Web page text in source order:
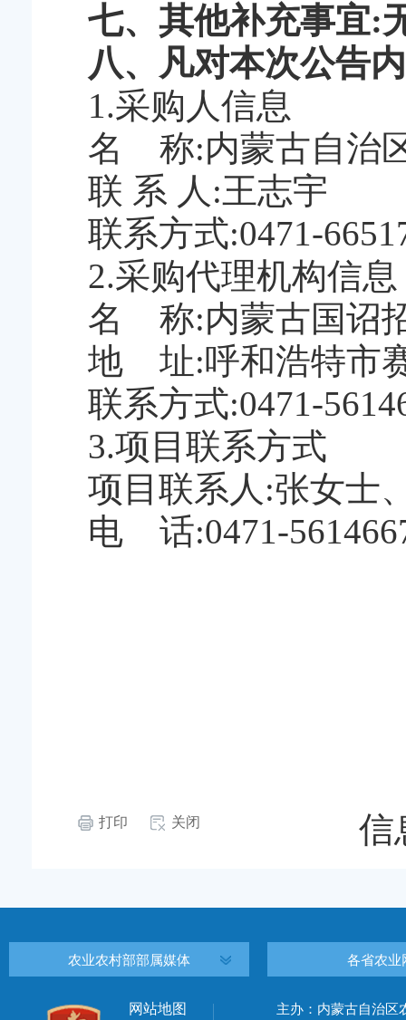
七、其他补充事宜:
八、凡对本次公告
1.采购人信息
名 称:内蒙古自治
联 系 人:王志宇
联系方式:0471-
2.采购代理机构信息
名 称:内蒙古国诏
地 址:呼和浩特市
联系方式:0471-
3.项目联系方式
项目联系人:张女士
电 话:0471-
打印 关闭 信
农业农村部部属媒体 各省农业
网站地图 主办：内蒙古自治